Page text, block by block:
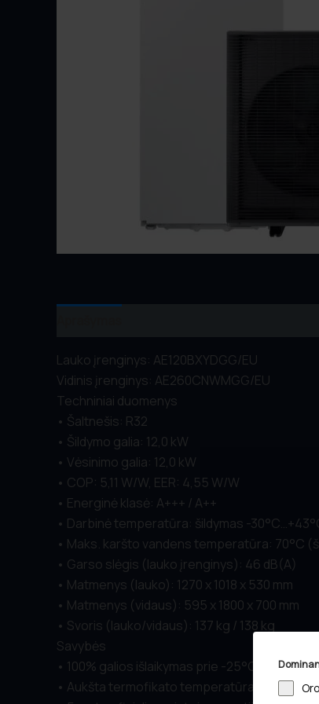
Lauko įrenginys: AE120BXYDGG/EU
Vidinis įrenginys: AE260CNWMGG/EU
Techniniai duomenys
• Šaltnešis: R32
• Šildymo galia: 12,0 kW
• Vėsinimo galia: 12,0 kW
• COP: 5,11 W/W, EER: 4,55 W/W
• Energinė klasė: A+++ / A++
• Darbinė temperatūra: šildymas -
• Maks. karšto vandens temperatūra: 70°C
• Garso slėgis (lauko įrenginys): 46 dB(A)
• Matmenys (lauko): 1270 x 1018 x 530 mm
• Matmenys (vidaus): 595 x 1800 x 700 mm
• Svoris (lauko/vidaus): 137 kg / 138 kg
Savybės
• 100% galios išlaikymas prie -25°C lauko
• Aukšta termofikato temperatūra: iki +70°C